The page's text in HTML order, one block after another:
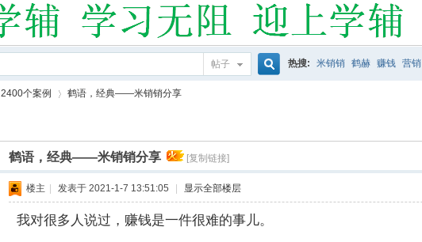
帖子 热搜: 米销销 鹤赫 赚钱 营销
2400个案例
›
鹤语，经典——米销销分享
鹤语，经典——米销销分享 [复制链接]
楼主 发表于 2021-1-7 13:51:05 显示全部楼层
我对很多人说过，赚钱是一件很难的事儿。